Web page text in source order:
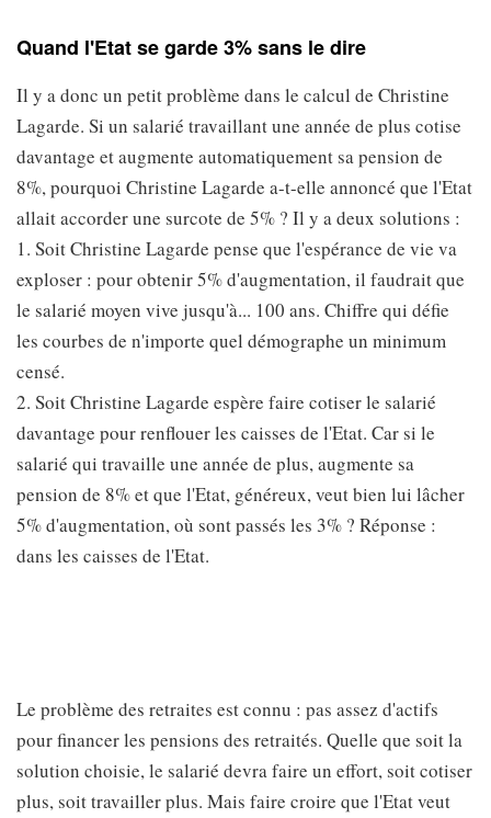
Quand l'Etat se garde 3% sans le dire
Il y a donc un petit problème dans le calcul de Christine
Lagarde. Si un salarié travaillant une année de plus cotise
davantage et augmente automatiquement sa pension de
8%, pourquoi Christine Lagarde a-t-elle annoncé que l'Etat
allait accorder une surcote de 5% ? Il y a deux solutions :
1. Soit Christine Lagarde pense que l'espérance de vie va
exploser : pour obtenir 5% d'augmentation, il faudrait que
le salarié moyen vive jusqu'à... 100 ans. Chiffre qui défie
les courbes de n'importe quel démographe un minimum
censé.
2. Soit Christine Lagarde espère faire cotiser le salarié
davantage pour renflouer les caisses de l'Etat. Car si le
salarié qui travaille une année de plus, augmente sa
pension de 8% et que l'Etat, généreux, veut bien lui lâcher
5% d'augmentation, où sont passés les 3% ? Réponse :
dans les caisses de l'Etat.
Le problème des retraites est connu : pas assez d'actifs
pour financer les pensions des retraités. Quelle que soit la
solution choisie, le salarié devra faire un effort, soit cotiser
plus, soit travailler plus. Mais faire croire que l'Etat veut